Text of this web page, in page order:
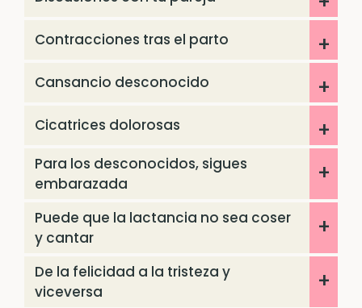
Contracciones tras el parto
Cansancio desconocido
Cicatrices dolorosas
Para los desconocidos, sigues
embarazada
Puede que la lactancia no sea coser
y cantar
De la felicidad a la tristeza y
viceversa